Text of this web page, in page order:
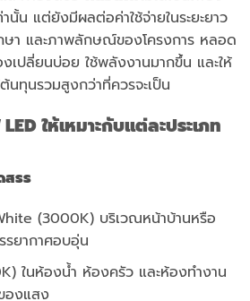
นั้น แต่ยังมีผลต่อค่าใช้จ่ายในระยะยาว
ษา และภาพลักษณ์ของโครงการ หลอด
ปลี่ยนบ่อย ใช้พลังงานมากขึ้น และให้
นทุนรวมสูงกว่าที่ควรจะเป็น
ให้เหมาะกับแต่ละประเภท
สรร
(3000K) บริเวณหน้าบ้านหรือ
ยากาศอบอุ่น
ในห้องน้ำ ห้องครัว และห้องทำงาน
องแสง